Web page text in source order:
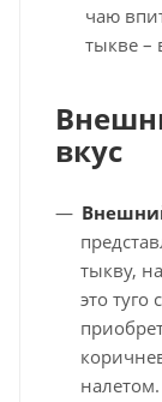
чаю
тыкве –
вкус
тыкву,
это
налетом.